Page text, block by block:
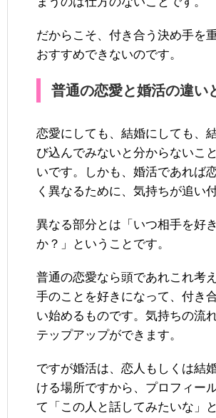
だからこそ、付き合う決め手を
おすすめできないのです。
普通の恋愛と婚活の違い
恋愛にしても、結婚にしても、
び込んでみないと分からないこ
いです。しかも、婚活であれば
く異なるために、気持ちが追い
異なる部分とは「いつ相手を好
か？」ということです。
普通の恋愛なら頭であれこれ考
手のことを好きになって、付き
い始めるものです。気持ちの流
テップアップができます。
ですが婚活は、恋人もしくは結
ける場所ですから、プロフィー
て「この人と話してみたいな」